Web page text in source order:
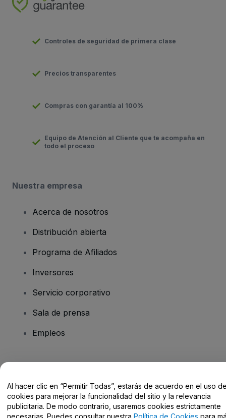
Controles de seguridad de primera clase
Precios transparentes
Compras con garantía al 100%
Equipo de Atención al Cliente que te acompaña en
todo el proceso
Nuestra empresa
Acerca de nosotros
Distribución abierta
Programa de Afiliados
Inversores
Servicio corporativo
Sala de prensa
Empleos
Centro de Ayuda / Contacto
Al hacer clic en “Permitir Todas”, estarás de acuerdo en el uso
cookies para mejorar la funcionalidad del sitio y la relevancia
publicitaria. De modo contrario, usaremos cookies estrictamente
necesarias. Puedes consultar nuestra Política de Cookies para